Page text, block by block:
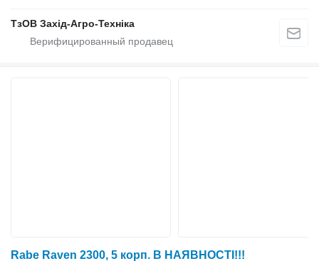
ТзОВ Захід-Агро-Техніка
Rabe Raven 2300, 5 корп. В НАЯВНОСТІ!!!